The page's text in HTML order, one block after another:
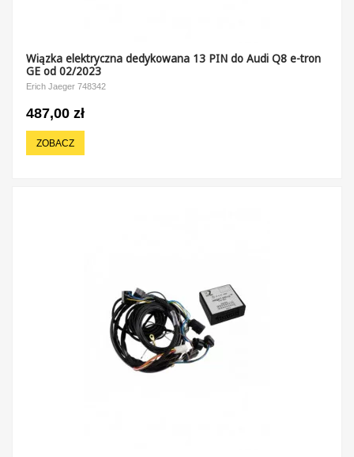
Wiązka elektryczna dedykowana 13 PIN do Audi Q8 e-tron
GE od 02/2023
Erich Jaeger 748342
487,00 zł
ZOBACZ